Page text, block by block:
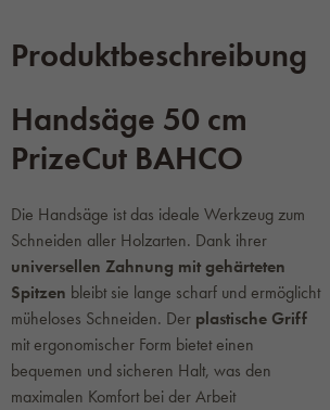
Produktbeschreibung
Handsäge 50 cm
PrizeCut BAHCO
Die Handsäge ist das ideale Werkzeug zum
Schneiden aller Holzarten. Dank ihrer
universellen Zahnung mit gehärteten
Spitzen bleibt sie lange scharf und ermöglicht
müheloses Schneiden. Der plastische Griff
mit ergonomischer Form bietet einen
bequemen und sicheren Halt, was den
maximalen Komfort bei der Arbeit